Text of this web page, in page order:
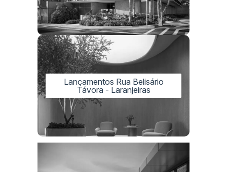
Lançamentos Rua Belisário
Távora - Laranjeiras